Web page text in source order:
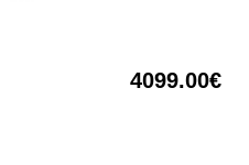
4099.00